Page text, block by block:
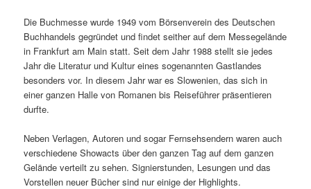
Die Buchmesse wurde 1949 vom Börsenverein des Deutschen
Buchhandels gegründet und findet seither auf dem Messegelände
in Frankfurt am Main statt. Seit dem Jahr 1988 stellt sie jedes
Jahr die Literatur und Kultur eines sogenannten Gastlandes
besonders vor. In diesem Jahr war es Slowenien, das sich in
einer ganzen Halle von Romanen bis Reiseführer präsentieren
durfte.
Neben Verlagen, Autoren und sogar Fernsehsendern waren auch
verschiedene Showacts über den ganzen Tag auf dem ganzen
Gelände verteilt zu sehen. Signierstunden, Lesungen und das
Vorstellen neuer Bücher sind nur einige der Highlights.